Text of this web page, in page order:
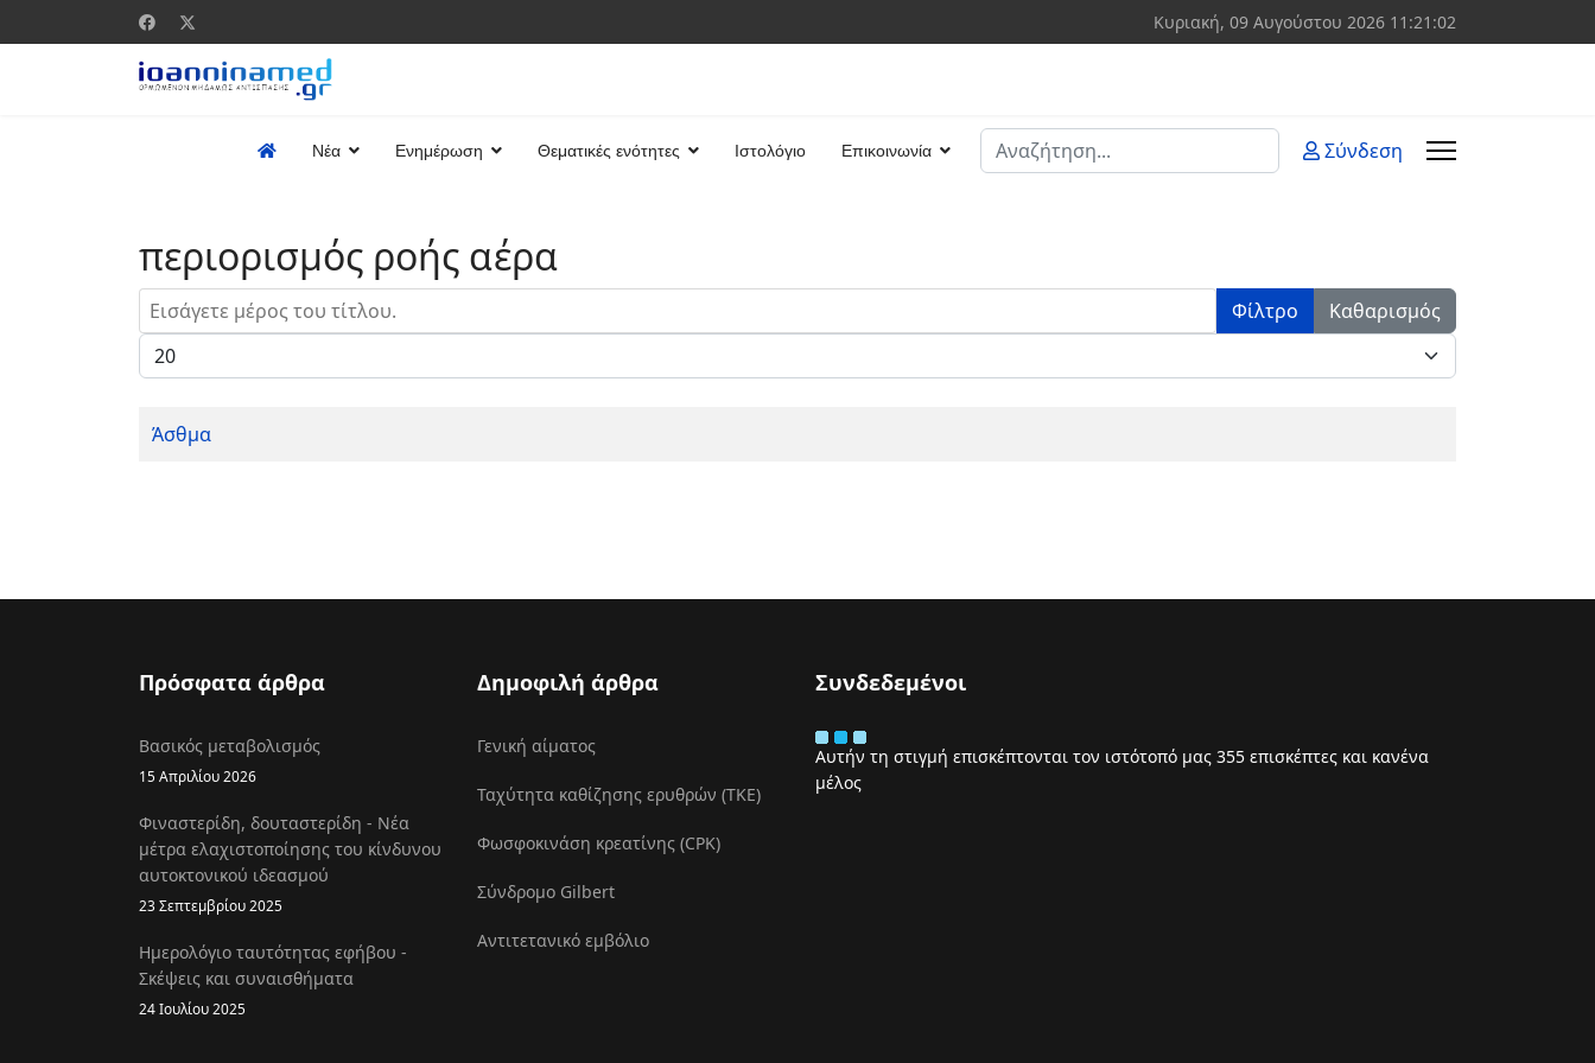
Κυριακή, 09 Αυγούστου 2026 11:21:02
Νέα Ενημέρωση Θεματικές ενότητες Ιστολόγιο Επικοινωνία
Αναζήτηση
Σύνδεση
περιορισμός ροής αέρα
Εισάγετε μέρος του τίτλου. Φίλτρο
Καθαρισμός
Εμφάνιση #
Άσθμα
Πρόσφατα άρθρα
Βασικός μεταβολισμός
15 Απριλίου 2026
Φιναστερίδη, δουταστερίδη - Νέα
μέτρα ελαχιστοποίησης του κίνδυνου
αυτοκτονικού ιδεασμού
23 Σεπτεμβρίου 2025
Ημερολόγιο ταυτότητας εφήβου -
Σκέψεις και συναισθήματα
24 Ιουλίου 2025
Δημοφιλή άρθρα
Γενική αίματος
Ταχύτητα καθίζησης ερυθρών (ΤΚΕ)
Φωσφοκινάση κρεατίνης (CPK)
Σύνδρομο Gilbert
Αντιτετανικό εμβόλιο
Συνδεδεμένοι
Αυτήν τη στιγμή επισκέπτονται τον ιστότοπό μας 355 επισκέπτες και κανένα
μέλος